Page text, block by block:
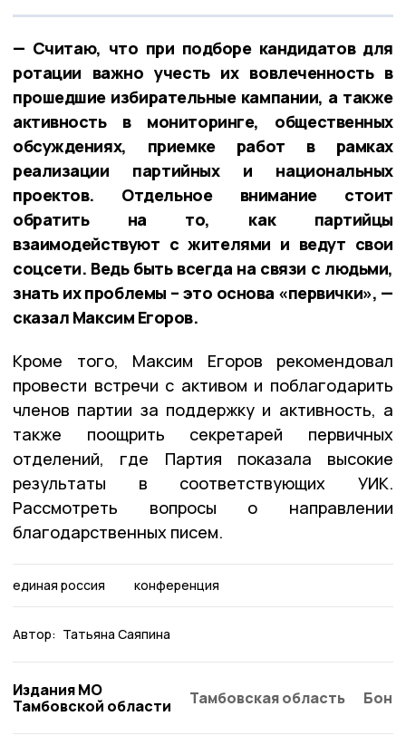
— Считаю, что при подборе кандидатов для
ротации важно учесть их вовлеченность в
прошедшие избирательные кампании, а также
активность в мониторинге, общественных
обсуждениях, приемке работ в рамках
реализации партийных и национальных
проектов. Отдельное внимание стоит
обратить на то, как партийцы
взаимодействуют с жителями и ведут свои
соцсети. Ведь быть всегда на связи с людьми,
знать их проблемы – это основа «первички», —
сказал Максим Егоров.
Кроме того, Максим Егоров рекомендовал
провести встречи с активом и поблагодарить
членов партии за поддержку и активность, а
также поощрить секретарей первичных
отделений, где Партия показала высокие
результаты в соответствующих УИК.
Рассмотреть вопросы о направлении
благодарственных писем.
единая россия конференция
Автор: Татьяна Саяпина
Издания МО
Тамбовской области
Тамбовская область